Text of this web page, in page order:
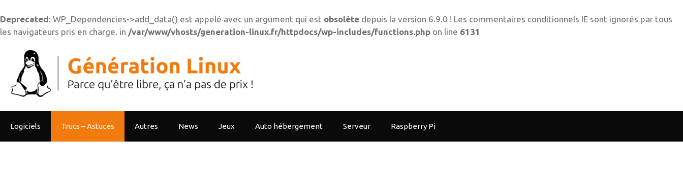
Deprecated: WP_Dependencies->add_data() est appelé avec un argument qui est obsolète depuis la version 6.9.0 ! Les commentaires conditionnels IE sont ignorés par tous
les navigateurs pris en charge. in /var/www/vhosts/generation-linux.fr/httpdocs/wp-includes/functions.php on line 6131
contenu
Logiciels Trucs – Astuces Autres News Jeux Auto hébergement Serveur Raspberry Pi